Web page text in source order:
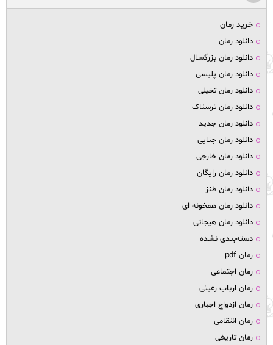
خرید رمان
دانلود رمان
دانلود رمان بزرگسال
دانلود رمان پلیسی
دانلود رمان تخیلی
دانلود رمان ترسناک
دانلود رمان جدید
دانلود رمان جنایی
دانلود رمان خارجی
دانلود رمان رایگان
دانلود رمان طنز
دانلود رمان همخونه ای
دانلود رمان هیجانی
دسته‌بندی نشده
رمان pdf
رمان اجتماعی
رمان ارباب رعیتی
رمان ازدواج اجباری
رمان انتقامی
رمان تاریخی